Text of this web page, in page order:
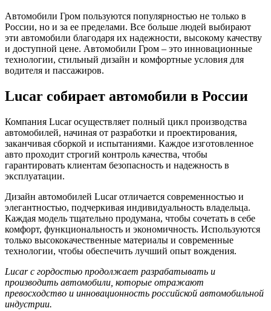
Автомобили Гром пользуются популярностью не только в
России, но и за ее пределами. Все больше людей выбирают
эти автомобили благодаря их надежности, высокому качеству
и доступной цене. Автомобили Гром – это инновационные
технологии, стильный дизайн и комфортные условия для
водителя и пассажиров.
Lucar собирает автомобили в России
Компания Lucar осуществляет полный цикл производства
автомобилей, начиная от разработки и проектирования,
заканчивая сборкой и испытаниями. Каждое изготовленное
авто проходит строгий контроль качества, чтобы
гарантировать клиентам безопасность и надежность в
эксплуатации.
Дизайн автомобилей Lucar отличается современностью и
элегантностью, подчеркивая индивидуальность владельца.
Каждая модель тщательно продумана, чтобы сочетать в себе
комфорт, функциональность и экономичность. Используются
только высококачественные материалы и современные
технологии, чтобы обеспечить лучший опыт вождения.
Lucar с гордостью продолжает разрабатывать и
производить автомобили, которые отражают
превосходство и инновационность российской автомобильной
индустрии.